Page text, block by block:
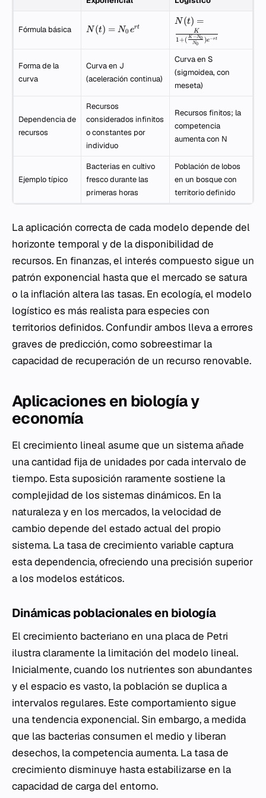
Fórmula básica N (t) = N0 ert
N (t) =
1+( N0
K −N0 )e−rt
K
Forma de la
curva
Curva en J
(aceleración continua)
Curva en S
(sigmoidea, con
meseta)
Dependencia de
recursos
Recursos
considerados infinitos
o constantes por
individuo
Recursos finitos; la
competencia
aumenta con N
Ejemplo típico
Bacterias en cultivo
fresco durante las
primeras horas
Población de lobos
en un bosque con
territorio definido
La aplicación correcta de cada modelo depende del
horizonte temporal y de la disponibilidad de
recursos. En finanzas, el interés compuesto sigue un
patrón exponencial hasta que el mercado se satura
o la inflación altera las tasas. En ecología, el modelo
logístico es más realista para especies con
territorios definidos. Confundir ambos lleva a errores
graves de predicción, como sobreestimar la
capacidad de recuperación de un recurso renovable.
Aplicaciones en biología y
economía
El crecimiento lineal asume que un sistema añade
una cantidad fija de unidades por cada intervalo de
tiempo. Esta suposición raramente sostiene la
complejidad de los sistemas dinámicos. En la
naturaleza y en los mercados, la velocidad de
cambio depende del estado actual del propio
sistema. La tasa de crecimiento variable captura
esta dependencia, ofreciendo una precisión superior
a los modelos estáticos.
Dinámicas poblacionales en biología
El crecimiento bacteriano en una placa de Petri
ilustra claramente la limitación del modelo lineal.
Inicialmente, cuando los nutrientes son abundantes
y el espacio es vasto, la población se duplica a
intervalos regulares. Este comportamiento sigue
una tendencia exponencial. Sin embargo, a medida
que las bacterias consumen el medio y liberan
desechos, la competencia aumenta. La tasa de
crecimiento disminuye hasta estabilizarse en la
capacidad de carga del entorno.